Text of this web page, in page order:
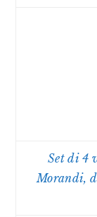
Set di 4
Morandi,